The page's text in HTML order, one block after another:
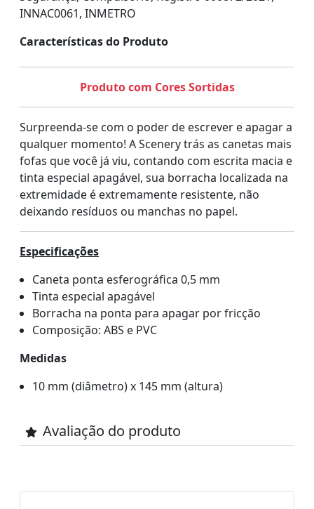
INNAC0061, INMETRO
Características do Produto
Produto com Cores Sortidas
Surpreenda-se com o poder de escrever e apagar a
qualquer momento! A Scenery trás as canetas mais
fofas que você já viu, contando com escrita macia e
tinta especial apagável, sua borracha localizada na
extremidade é extremamente resistente, não
deixando resíduos ou manchas no papel.
Especificações
Caneta ponta esferográfica 0,5 mm
Tinta especial apagável
Borracha na ponta para apagar por fricção
Composição: ABS e PVC
Medidas
10 mm (diâmetro) x 145 mm (altura)
Avaliação do produto